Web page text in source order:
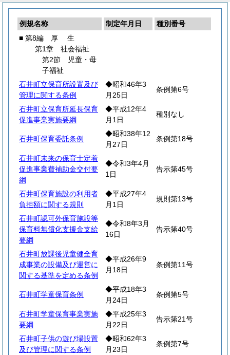
例規名称 制定年月日
種別番号
■ 第8編 厚 生
第1章 社会福祉
第2節 児童・母
子福祉
石井町立保育所設置及び
管理に関する条例
◆昭和46年3
月25日
条例第6号
石井町立保育所延長保育
促進事業実施要綱
◆平成12年4
月1日
種別なし
石井町保育委託条例
◆昭和38年12
月27日
条例第18号
石井町未来の保育士定着
促進事業費補助金交付要
綱
◆令和3年4月
1日
告示第45号
石井町保育施設の利用者
負担額に関する規則
◆平成27年4
月1日
規則第13号
石井町認可外保育施設等
保育料無償化支援金支給
要綱
◆令和8年3月
16日
告示第40号
石井町放課後児童健全育
成事業の設備及び運営に
関する基準を定める条例
◆平成26年9
月18日
条例第11号
石井町学童保育条例
◆平成18年3
月24日
条例第5号
石井町学童保育事業実施
要綱
◆平成25年3
月22日
告示第21号
石井町子供の遊び場設置
及び管理に関する条例
◆昭和62年3
月23日
条例第7号